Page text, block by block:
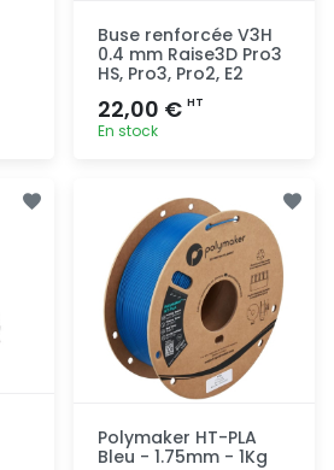
Buse renforcée V3H
0.4 mm Raise3D Pro3
HS, Pro3, Pro2, E2
22,00 € HT
En stock
rapide
Polymaker HT-PLA
Bleu - 1.75mm - 1Kg